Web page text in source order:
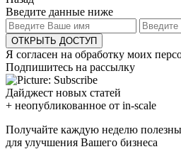
Введите данные ниже
ОТКРЫТЬ ДОСТУП
Я согласен на обработку моих
Подпишитесь на рассылку
Дайджест новых статей
+ неопубликованное от in-scale
Получайте каждую неделю
для улучшения Вашего бизнеса